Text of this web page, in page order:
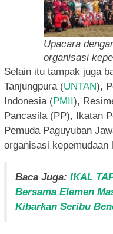
Upacara
organisasi
Selain itu tampak juga
Tanjungpura (UNTAN),
Indonesia (PMII),
Pancasila (PP), Ikatan
Pemuda Paguyuban
organisasi kepemudaan
Baca Juga: IKAL
Bersama Elemen
Kibarkan Seribu